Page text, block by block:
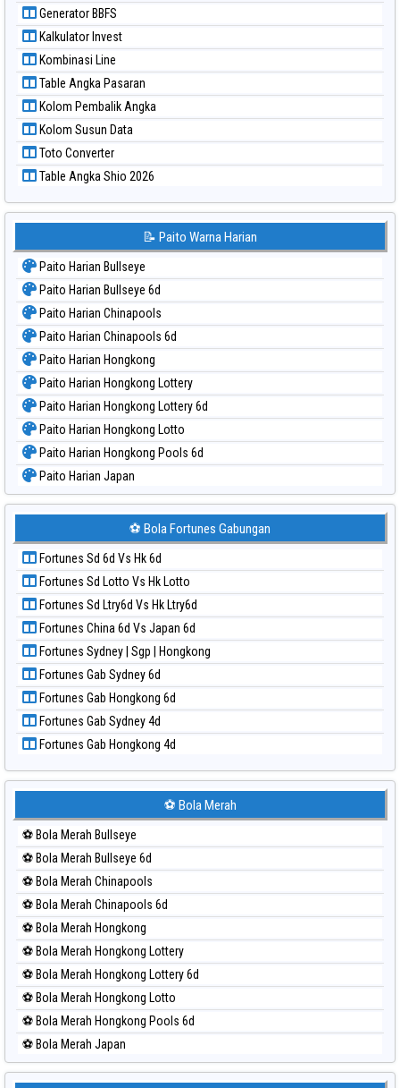
Paito Warna Sydney Lottery
Paito Warna Sydney Lottery 6d
Paito Warna Sydney Lotto
Paito Warna Sydney Pools 6d
Paito Warna Taipei
Paito Warna Taiwan
Generator BBFS
Kalkulator Invest
Kombinasi Line
Table Angka Pasaran
Kolom Pembalik Angka
Kolom Susun Data
Toto Converter
Table Angka Shio 2026
📝 Paito Warna Harian
Paito Harian Bullseye
Paito Harian Bullseye 6d
Paito Harian Chinapools
Paito Harian Chinapools 6d
Paito Harian Hongkong
Paito Harian Hongkong Lottery
Paito Harian Hongkong Lottery 6d
Paito Harian Hongkong Lotto
Paito Harian Hongkong Pools 6d
Paito Harian Japan
Paito Harian Japan 6d
Paito Harian Korea
Paito Harian Kuda Lari
Paito Harian Magnum Cambodia
Paito Harian Nagoya
Paito Harian New York Midday
Paito Harian North Carolina Day
Paito Harian Pcso
Paito Harian Pennsylvania Day
Paito Harian Sao Paulo
Paito Harian Singapore
Paito Harian Sydney
Paito Harian Sydney Lottery
Paito Harian Sydney Lottery 6d
Paito Harian Sydney Lotto
Paito Harian Sydney Pools 6d
Paito Harian Taipei
Paito Harian Taiwan
⚽ Bola Fortunes Gabungan
Fortunes Sd 6d Vs Hk 6d
Fortunes Sd Lotto Vs Hk Lotto
Fortunes Sd Ltry6d Vs Hk Ltry6d
Fortunes China 6d Vs Japan 6d
Fortunes Sydney | Sgp | Hongkong
Fortunes Gab Sydney 6d
Fortunes Gab Hongkong 6d
Fortunes Gab Sydney 4d
Fortunes Gab Hongkong 4d
⚽ Bola Merah
⚽ Bola Merah Bullseye
⚽ Bola Merah Bullseye 6d
⚽ Bola Merah Chinapools
⚽ Bola Merah Chinapools 6d
⚽ Bola Merah Hongkong
⚽ Bola Merah Hongkong Lottery
⚽ Bola Merah Hongkong Lottery 6d
⚽ Bola Merah Hongkong Lotto
⚽ Bola Merah Hongkong Pools 6d
⚽ Bola Merah Japan
⚽ Bola Merah Japan 6d